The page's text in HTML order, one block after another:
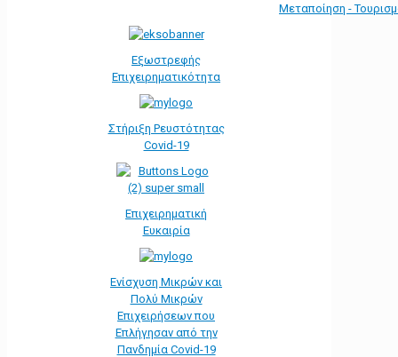
Μεταποίηση -
Εξωστρεφής
Επιχειρηματικότητα
Στήριξη Ρευστότητας
Covid-19
Επιχειρηματική
Ευκαιρία
Ενίσχυση Μικρών και
Πολύ Μικρών
Επιχειρήσεων που
Επλήγησαν από την
Πανδημία Covid-19